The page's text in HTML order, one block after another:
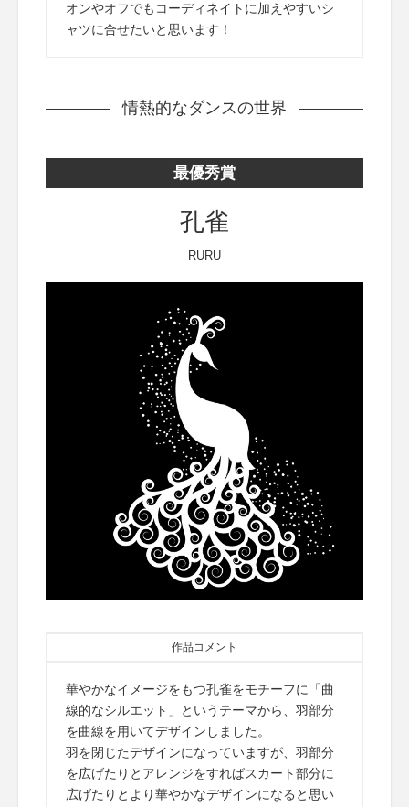
オンやオフでもコーディネイトに加えやすいシ
ャツに合せたいと思います！
情熱的なダンスの世界
最優秀賞
孔雀
RURU
作品コメント
華やかなイメージをもつ孔雀をモチーフに「曲
線的なシルエット」というテーマから、羽部分
を曲線を用いてデザインしました。
羽を閉じたデザインになっていますが、羽部分
を広げたりとアレンジをすればスカート部分に
広げたりとより華やかなデザインになると思い